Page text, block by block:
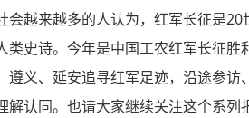
越来越多的人认为，红军长征是
史诗。今年是中国工农红军长征胜
义、延安追寻红军足迹，沿途参访
认同。也请大家继续关注这个系列